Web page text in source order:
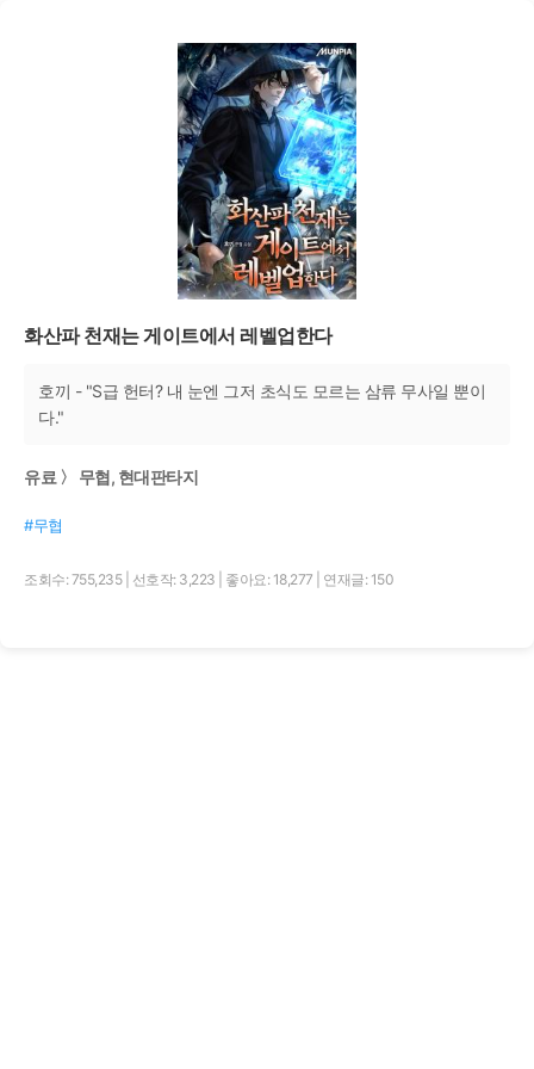
화산파 천재는 게이트에서 레벨업한다
호끼 - ​"S급 헌터? 내 눈엔 그저 초식도 모르는 삼류 무사일 뿐이
다."
유료 〉 무협, 현대판타지
#무협
조회수: 755,235 선호작: 3,223 좋아요: 18,277 연재글: 150